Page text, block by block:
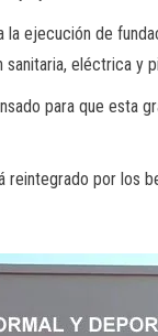
la ejecución de
eléctrica y
para que esta
reintegrado por los